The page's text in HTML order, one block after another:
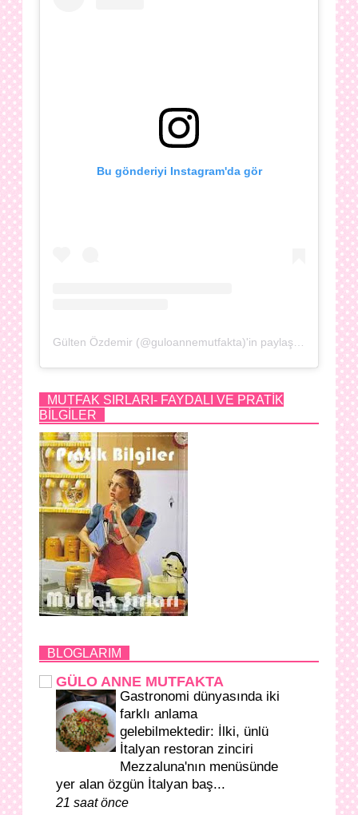
Bu gönderiyi Instagram'da gör
MUTFAK SIRLARI- FAYDALI VE PRATİK
BİLGİLER
BLOGLARIM
GÜLO ANNE MUTFAKTA
Gastronomi dünyasında iki
farklı anlama
gelebilmektedir: İlki, ünlü
İtalyan restoran zinciri
Mezzaluna'nın menüsünde
yer alan özgün İtalyan baş...
21 saat önce